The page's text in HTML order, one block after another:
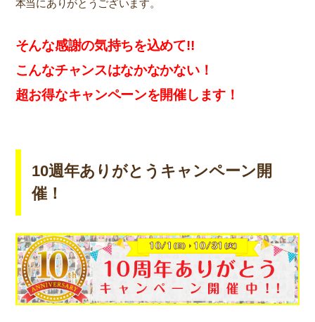
本当にありがとうございます。
そんな感謝の気持ちを込めて!!
こんなチャンスはなかなかない！
超お得なキャンペーンを開催します！
10週年ありがとうキャンペーン開
催！